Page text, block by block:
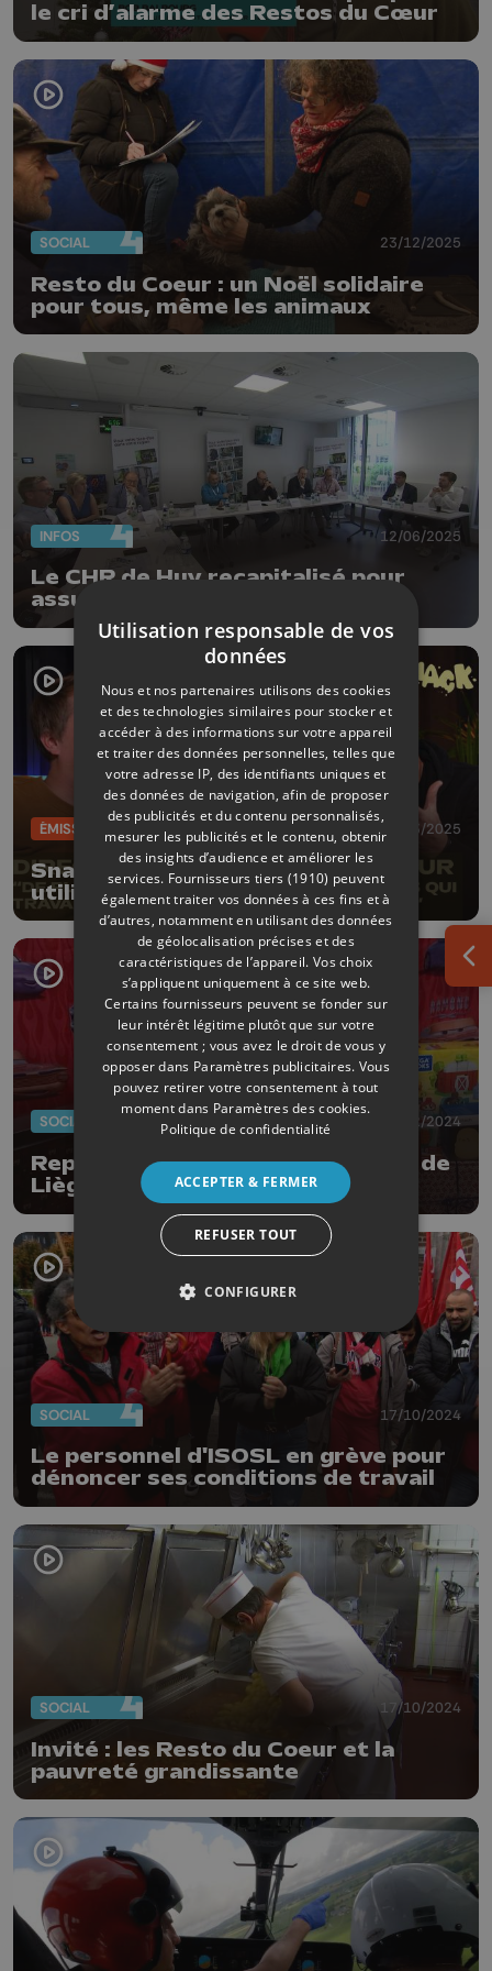
le cri d’alarme des Restos du Cœur
SOCIAL 23/12/2025
Resto du Coeur : un Noël solidaire
pour tous, même les animaux
INFOS 12/06/2025
Le CHR de Huy recapitalisé pour
assurer sa modernisation
ÉMISSIONS 02/03/2025
Snack : Les restos du cœur :
utilisation des dons, perte de
subsides, augmentation de la
pauvreté
SOCIAL 24/12/2024
Repas de fête au Resto du Coeur de
Liège
SOCIAL 17/10/2024
Le personnel d'ISOSL en grève pour
dénoncer ses conditions de travail
SOCIAL 17/10/2024
Invité : les Resto du Coeur et la
pauvreté grandissante
Utilisation responsable de vos
données
Nous et nos partenaires utilisons des cookies
et des technologies similaires pour stocker et
accéder à des informations sur votre appareil
et traiter des données personnelles, telles que
votre adresse IP, des identifiants uniques et
des données de navigation, afin de proposer
des publicités et du contenu personnalisés,
mesurer les publicités et le contenu, obtenir
des insights d’audience et améliorer les
services. Fournisseurs tiers (1910) peuvent
également traiter vos données à ces fins et à
d’autres, notamment en utilisant des données
de géolocalisation précises et des
caractéristiques de l’appareil. Vos choix
s’appliquent uniquement à ce site web.
Certains fournisseurs peuvent se fonder sur
leur intérêt légitime plutôt que sur votre
consentement ; vous avez le droit de vous y
opposer dans Paramètres publicitaires. Vous
pouvez retirer votre consentement à tout
moment dans Paramètres des cookies.
Politique de confidentialité
ACCEPTER & FERMER
REFUSER TOUT
CONFIGURER